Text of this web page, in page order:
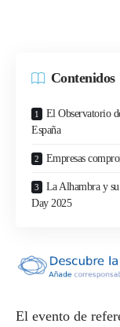
Contenidos
El Observatorio
España
Empresas
La Alhambra y
Day 2025
El evento de